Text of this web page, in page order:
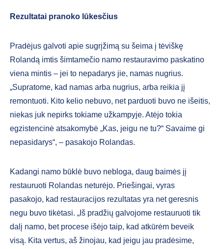
Rezultatai pranoko lūkesčius
Pradėjus galvoti apie sugrįžimą su šeima į tėviškę
Rolandą imtis šimtamečio namo restauravimo paskatino
viena mintis – jei to nepadarys jie, namas nugrius.
„Supratome, kad namas arba nugrius, arba reikia jį
remontuoti. Kito kelio nebuvo, net parduoti buvo ne išeitis,
niekas juk nepirks tokiame užkampyje. Atėjo tokia
egzistencinė atsakomybė „Kas, jeigu ne tu?“ Savaime gi
nepasidarys“, – pasakojo Rolandas.
Kadangi namo būklė buvo nebloga, daug baimės jį
restauruoti Rolandas neturėjo. Priešingai, vyras
pasakojo, kad restauracijos rezultatas yra net geresnis
negu buvo tikėtasi. „Iš pradžių galvojome restauruoti tik
dalį namo, bet procese išėjo taip, kad atkūrėm beveik
visą. Kita vertus, aš žinojau, kad jeigu jau pradėsime,